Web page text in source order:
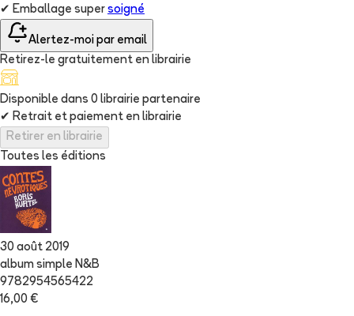
✔ Emballage super soigné
Alertez-moi par email
Retirez-le gratuitement en librairie
Disponible dans 0 librairie partenaire
✔ Retrait et paiement en librairie
Retirer en librairie
Toutes les éditions
30 août 2019
album simple N&B
9782954565422
16,00 €